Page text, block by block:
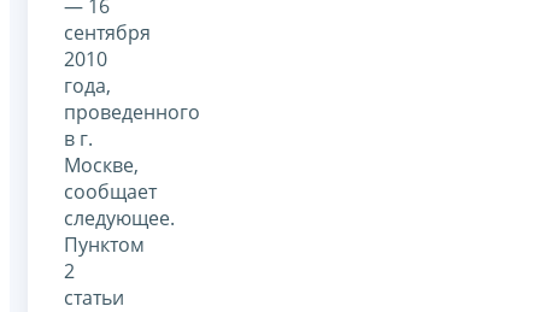
— 16
сентября
2010
года,
проведенного
в г.
Москве,
сообщает
следующее.
Пунктом
2
статьи